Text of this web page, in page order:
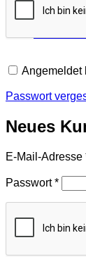
Es
Angemeldet
Passwort
Neues
E-Mail-Adresse
Passwort*